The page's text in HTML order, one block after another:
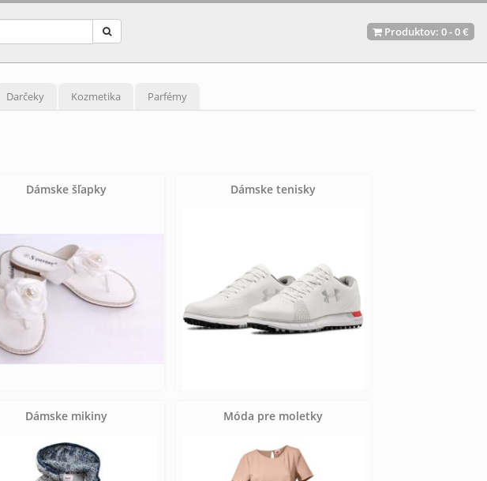
Produktov: 0-0 €
Darčeky Kozmetika Parfémy
Dámske šľapky Dámske tenisky
Dámske mikiny Móda pre moletky